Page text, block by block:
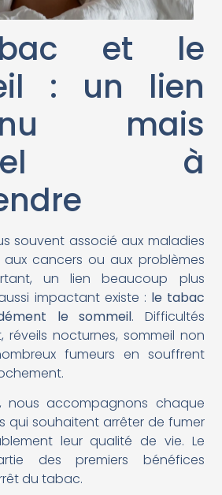
et le
: un lien
mais
à
souvent associé aux maladies
aux cancers ou aux problèmes
un lien beaucoup plus
impactant existe : le tabac
le sommeil. Difficultés
réveils nocturnes, sommeil non
fumeurs en souffrent
, nous accompagnons chaque
qui souhaitent arrêter de fumer
leur qualité de vie. Le
des premiers bénéfices
du tabac.